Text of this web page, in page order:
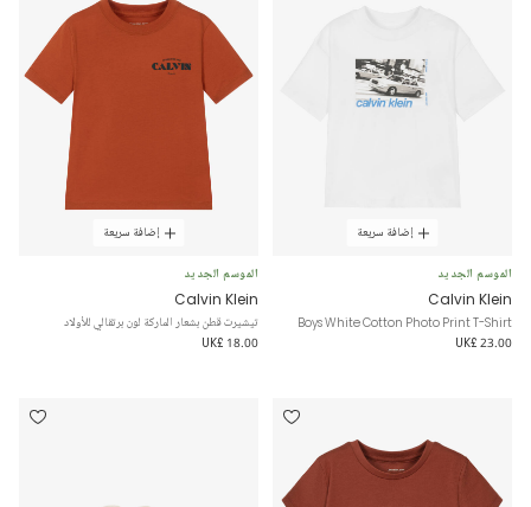
إضافة سريعة
الموسم الجديد
Calvin Klein
Boys White Cotton Photo Print T-Shirt
UK£ 23.00
إضافة سريعة
الموسم الجديد
Calvin Klein
تيشيرت قطن بشعار الماركة لون برتقالي للأولاد
UK£ 18.00